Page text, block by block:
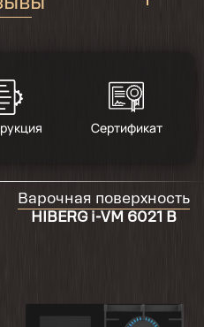
виду стильно.
закрыла все
Сертификат
Варочная поверхность
HIBERG i-VM 6021 B